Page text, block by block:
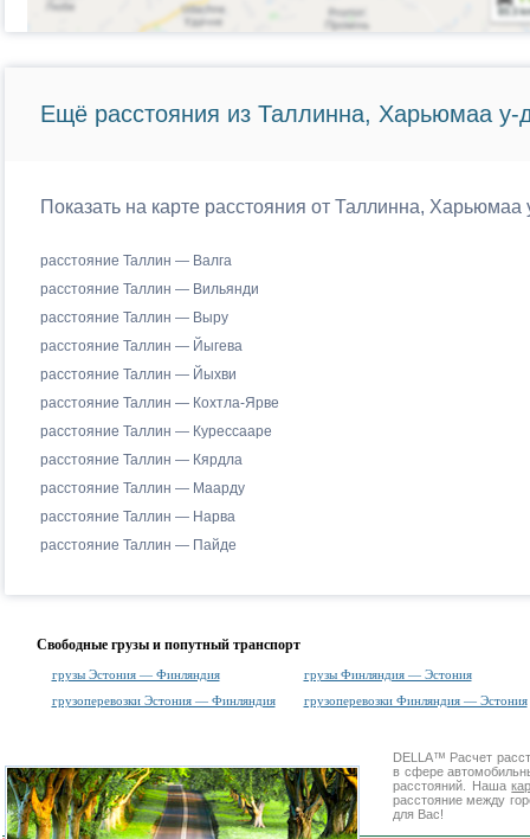
Ещё расстояния из Таллинна, Харьюмаа у-
Показать на карте расстояния от Таллинна,
расстояние Таллин — Валга
расстояние Таллин — Вильянди
расстояние Таллин — Выру
расстояние Таллин — Йыгева
расстояние Таллин — Йыхви
расстояние Таллин — Кохтла-Ярве
расстояние Таллин — Курессааре
расстояние Таллин — Кярдла
расстояние Таллин — Маарду
расстояние Таллин — Нарва
расстояние Таллин — Пайде
Свободные грузы и попутный транспорт
грузы Эстония — Финляндия
грузы Финляндия — Эстония
грузоперевозки Эстония — Финляндия
грузоперевозки Финляндия — Эстония
DELLA™ Расчет
в сфере
расстояний. Наша
расстояние между
для Вас!